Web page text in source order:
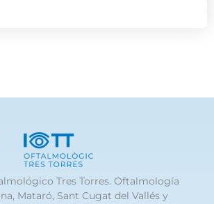
Tres Torres. Oftalmología
Mataró, Sant Cugat del Vallés y